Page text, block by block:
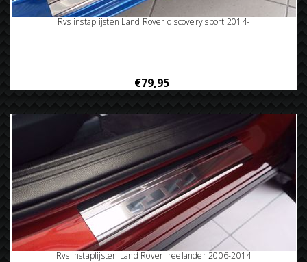
Rvs instaplijsten Land Rover discovery sport 2014-
€79,95
Rvs instaplijsten Land Rover freelander 2006-2014